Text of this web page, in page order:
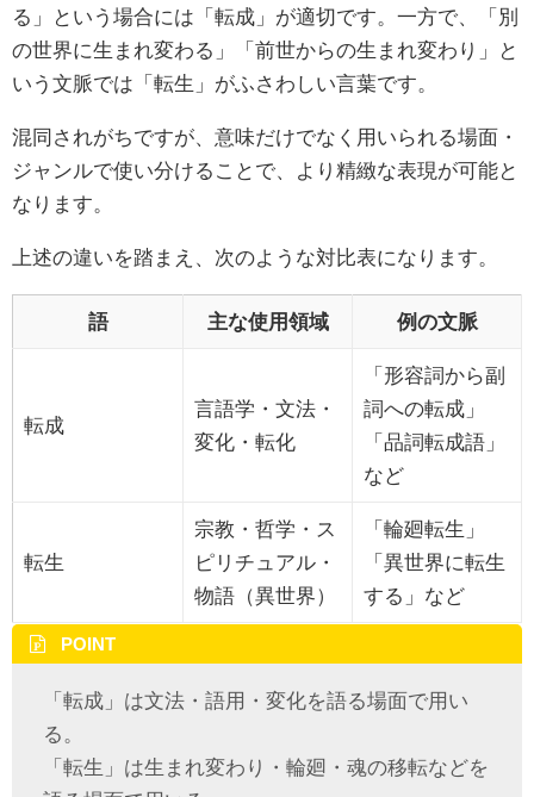
る」という場合には「転成」が適切です。一方で、「別
の世界に生まれ変わる」「前世からの生まれ変わり」と
いう文脈では「転生」がふさわしい言葉です。
混同されがちですが、意味だけでなく用いられる場面・
ジャンルで使い分けることで、より精緻な表現が可能と
なります。
上述の違いを踏まえ、次のような対比表になります。
語 主な使用領域 例の文脈
転成
言語学・文法・
変化・転化
「形容詞から副
詞への転成」
「品詞転成語」
など
転生
宗教・哲学・ス
ピリチュアル・
物語（異世界）
「輪廻転生」
「異世界に転生
する」など
POINT
「転成」は文法・語用・変化を語る場面で用い
る。
「転生」は生まれ変わり・輪廻・魂の移転などを